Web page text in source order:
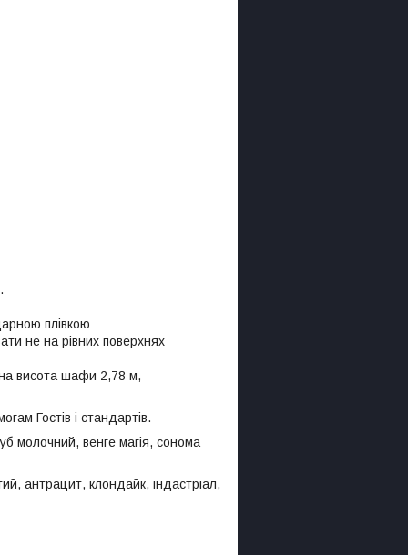
плівкою
не на рівних поверхнях
висота шафи 2,78 м,
Гостів і стандартів.
молочний, венге магія, сонома
антрацит, клондайк, індастріал,